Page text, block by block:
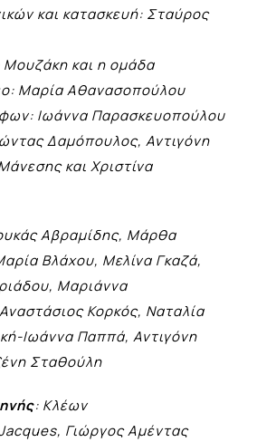
και κατασκευή: Σταύρος
και η ομάδα
Μαρία Αθανασοπούλου
Ιωάννα Παρασκευοπούλου
Δαμόπουλος, Αντιγόνη
και Χριστίνα
Αβραμίδης, Μάρθα
Βλάχου, Μελίνα Γκαζά,
Μαριάννα
Κορκός, Ναταλία
Ιωάννα Παππά, Αντιγόνη
Σταθούλη
: Κλέων
Γιώργος Αμέντας